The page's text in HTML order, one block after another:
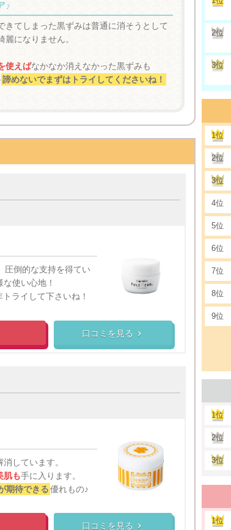
♪
きてしまった黒ずみは普通に消そうとして
になりません。
使えばなかなか消えなかった黒ずみも
諦めないでまずはトライしてくださいね！
圧倒的な支持を得てい
使い心地！
ライして下さいね！
口コミを見る 
しています。
肌も手に入ります。
期待できる優れもの♪
口コミを見る 
2位
3位
1位
2位
3位
4位
5位
6位
7位
8位
9位
1位
2位
3位
1位